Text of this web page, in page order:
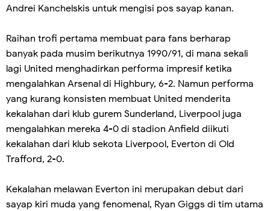
Andrei Kanchelskis untuk mengisi pos sayap kanan.
Raihan trofi pertama membuat para fans berharap
banyak pada musim berikutnya 1990/91, di mana sekali
lagi United menghadirkan performa impresif ketika
mengalahkan Arsenal di Highbury, 6-2. Namun performa
yang kurang konsisten membuat United menderita
kekalahan dari klub gurem Sunderland, Liverpool juga
mengalahkan mereka 4-0 di stadion Anfield diikuti
kekalahan dari klub sekota Liverpool, Everton di Old
Trafford, 2-0.
Kekalahan melawan Everton ini merupakan debut dari
sayap kiri muda yang fenomenal, Ryan Giggs di tim utama